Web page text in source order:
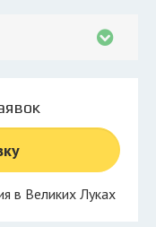
в Великих Луках